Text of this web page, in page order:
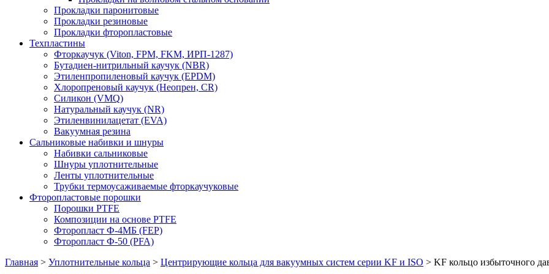
Прокладки паронитовые
Прокладки резиновые
Прокладки фторопластовые
Техпластины
Фторкаучук (Viton, FPM, FKM, ИРП-1287)
Бутадиен-нитрильный каучук (NBR)
Этиленпропиленовый каучук (EPDM)
Хлоропреновый каучук (Неопрен, CR)
Cиликон (VMQ)
Натуральный каучук (NR)
Этиленвинилацетат (EVA)
Вакуумная резина
Сальниковые набивки и шнуры
Набивки сальниковые
Шнуры уплотнительные
Ленты уплотнительные
Трубки термоусаживаемые фторкаучуковые
Фторопластовые порошки
Порошки PTFE
Композиции на основе PTFE
Фторопласт Ф-4МБ (FEP)
Фторопласт Ф-50 (PFA)
Главная > Уплотнительные кольца > Центрирующие кольца для вакуумных систем серии KF и ISO > KF кольцо избыточного